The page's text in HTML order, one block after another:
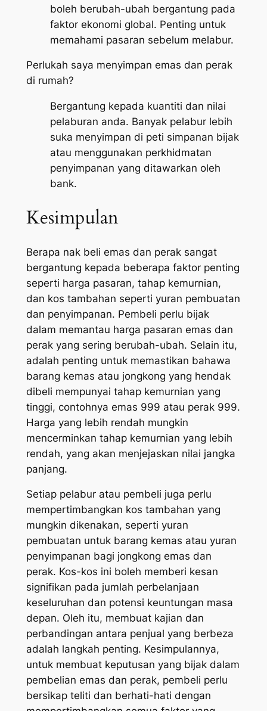
boleh berubah-ubah bergantung pada
faktor ekonomi global. Penting untuk
memahami pasaran sebelum melabur.
Perlukah saya menyimpan emas dan perak
di rumah?
Bergantung kepada kuantiti dan nilai
pelaburan anda. Banyak pelabur lebih
suka menyimpan di peti simpanan bijak
atau menggunakan perkhidmatan
penyimpanan yang ditawarkan oleh
bank.
Kesimpulan
Berapa nak beli emas dan perak sangat
bergantung kepada beberapa faktor penting
seperti harga pasaran, tahap kemurnian,
dan kos tambahan seperti yuran pembuatan
dan penyimpanan. Pembeli perlu bijak
dalam memantau harga pasaran emas dan
perak yang sering berubah-ubah. Selain itu,
adalah penting untuk memastikan bahawa
barang kemas atau jongkong yang hendak
dibeli mempunyai tahap kemurnian yang
tinggi, contohnya emas 999 atau perak 999.
Harga yang lebih rendah mungkin
mencerminkan tahap kemurnian yang lebih
rendah, yang akan menjejaskan nilai jangka
panjang.
Setiap pelabur atau pembeli juga perlu
mempertimbangkan kos tambahan yang
mungkin dikenakan, seperti yuran
pembuatan untuk barang kemas atau yuran
penyimpanan bagi jongkong emas dan
perak. Kos-kos ini boleh memberi kesan
signifikan pada jumlah perbelanjaan
keseluruhan dan potensi keuntungan masa
depan. Oleh itu, membuat kajian dan
perbandingan antara penjual yang berbeza
adalah langkah penting. Kesimpulannya,
untuk membuat keputusan yang bijak dalam
pembelian emas dan perak, pembeli perlu
bersikap teliti dan berhati-hati dengan